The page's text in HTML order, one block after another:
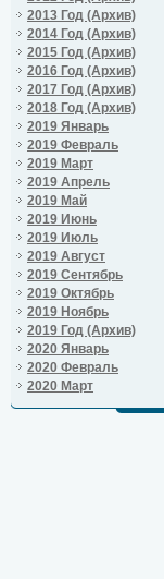
2013 Год (Архив)
2014 Год (Архив)
2015 Год (Архив)
2016 Год (Архив)
2017 Год (Архив)
2018 Год (Архив)
2019 Январь
2019 Февраль
2019 Март
2019 Апрель
2019 Май
2019 Июнь
2019 Июль
2019 Август
2019 Сентябрь
2019 Октябрь
2019 Ноябрь
2019 Год (Архив)
2020 Январь
2020 Февраль
2020 Март